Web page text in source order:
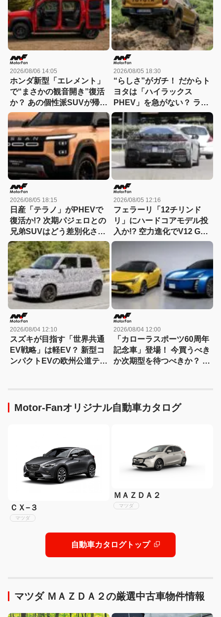
2026/08/06 14:05
ホンダ新型「エレメント」
で“まさかの観音開き”復活
か？ あの個性派SUVが帰っ
てくる可能性
2026/08/05 18:30
“らしさ”がガチ！ だからト
ヨタは「ハイラックス
PHEV」を急がない？ ライ
バルとは異なる電動化戦略
を読み解く
2026/08/05 18:15
日産「テラノ」がPHEVで
復活か!? 次期パジェロとの
兄弟SUVはどう差別化され
る？
2026/08/05 12:16
フェラーリ「12チリンド
リ」にハードコアモデル投
入か!? 空力進化でV12 GT
は新たな領域へ
2026/08/04 12:10
スズキが目指す「世界共通
EV戦略」は軽EV？ 新型コ
ンパクトEVの欧州公道テス
2026/08/04 12:00
「カローラスポーツ60周年
記念車」登場！ 今買うべき
か次期型を待つべきか？ ハ
Motor-Fanオリジナル自動車カタログ
ＣＸ−３
マツダ
ＭＡＺＤＡ２
マツダ
自動車カタログトップ
マツダ ＭＡＺＤＡ２の厳選中古車物件情報